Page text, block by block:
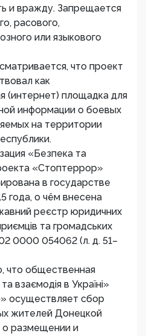
и вражду. Запрещается
расового,
или языкового
что проект
как
(интернет) площадка для
информации о боевых
на территории
«Безпека та
«Стоптеррор»
в государстве
года, о чём внесена
реєстр юридичних
та громадських
0000 054062 (л. д. 51–
что общественная
взаємодія в Україні»
осуществляет сбор
жителей Донецкой
о размещении и